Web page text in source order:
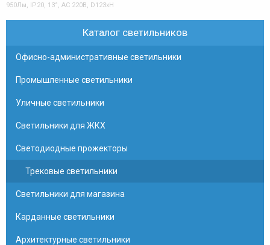
950Лм, IP20, 13°, AC 220В, D123xH
Каталог светильников
Офисно-административные светильники
Промышленные светильники
Уличные светильники
Светильники для ЖКХ
Светодиодные прожекторы
Трековые светильники
Светильники для магазина
Карданные светильники
Архитектурные светильники